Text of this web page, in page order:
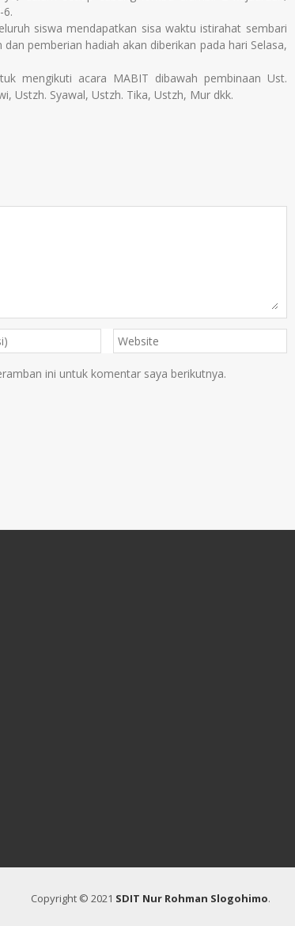
siswa mendapatkan sisa waktu istirahat sembari
pemberian hadiah akan diberikan pada hari Selasa,
mengikuti acara MABIT dibawah pembinaan Ust.
Ustzh. Syawal, Ustzh. Tika, Ustzh, Mur dkk.
ini untuk komentar saya berikutnya.
Copyright © 2021 SDIT Nur Rohman Slogohimo.